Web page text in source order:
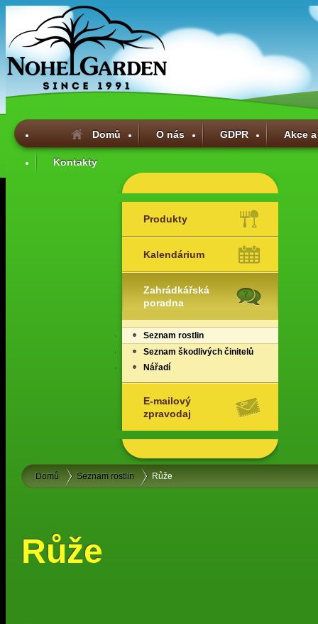
Domů O nás GDPR Akce
Kontakty
Produkty
Kalendárium
Zahrádkářská
poradna
Seznam rostlin
Seznam škodlivých činitelů
Nářadí
E-mailový
zpravodaj
Domů Seznam rostlin Růže
Růže